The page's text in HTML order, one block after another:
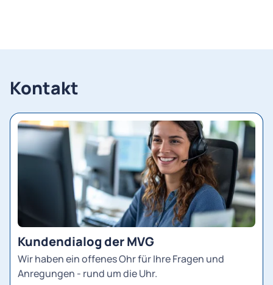
Kontakt
Kundendialog der MVG
Wir haben ein offenes Ohr für Ihre Fragen und
Anregungen - rund um die Uhr.